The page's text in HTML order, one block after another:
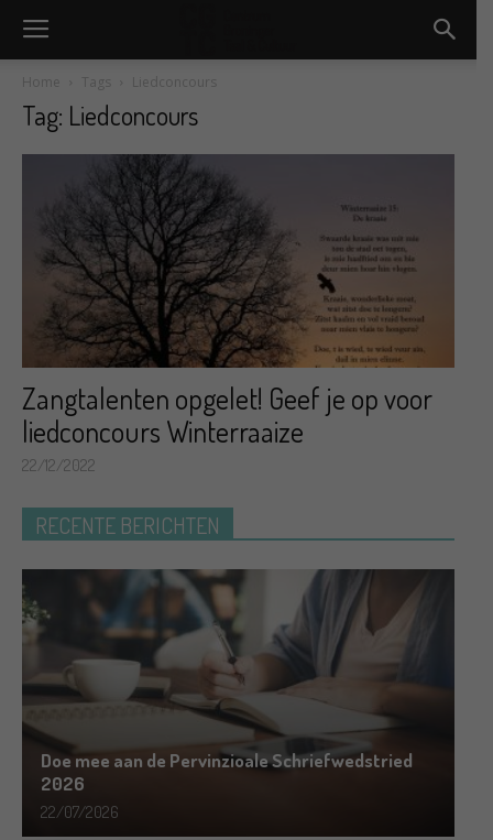
Home Tags Liedconcours
Tag: Liedconcours
Zangtalenten opgelet! Geef je op voor
liedconcours Winterraaize
22/12/2022
RECENTE BERICHTEN
Doe mee aan de Pervinzioale Schriefwedstried
2026
22/07/2026